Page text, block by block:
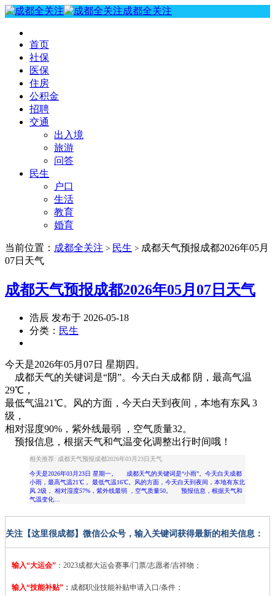
成都全关注
首页
社保
医保
住房
公积金
招聘
交通
出入境
旅游
问答
民生
户口
生活
教育
婚育
当前位置： 成都全关注 > 民生 > 成都天气预报成都2026年05月
07日天气
成都天气预报成都2026年05月07日天气
浩辰 发布于 2026-05-18
分类： 民生
今天是2026年05月07日 星期四。
成都天气的关键词是“阴”。今天白天成都 阴 ， 最高气温
29℃ ，
最低气温21℃。风的方面，今天白天到夜间，本地有东风 3
级 ，
相对湿度90% ，紫外线最弱 ，空气质量32。
预报信息，根据天气和气温变化调整出行时间哦！
相关推荐: 成都天气预报成都2026年03月23日天气
今天是2026年03月23日 星期一。 成都天气的关键词是“小雨”。今天白天成都
小雨，最高气温21℃， 最低气温16℃。风的方面，今天白天到夜间，本地有东北
风 2级， 相对湿度57%，紫外线最弱 ，空气质量50。 预报信息，根据天气和
气温变化…
关注【这里很成都】微信公众号，输入关键词获得最新的相关信息：
输入“大运会” ：2023成都大运会赛事/门票/志愿者/吉祥物；
输入“技能补贴” ： 成都职业技能补贴申请入口/条件；